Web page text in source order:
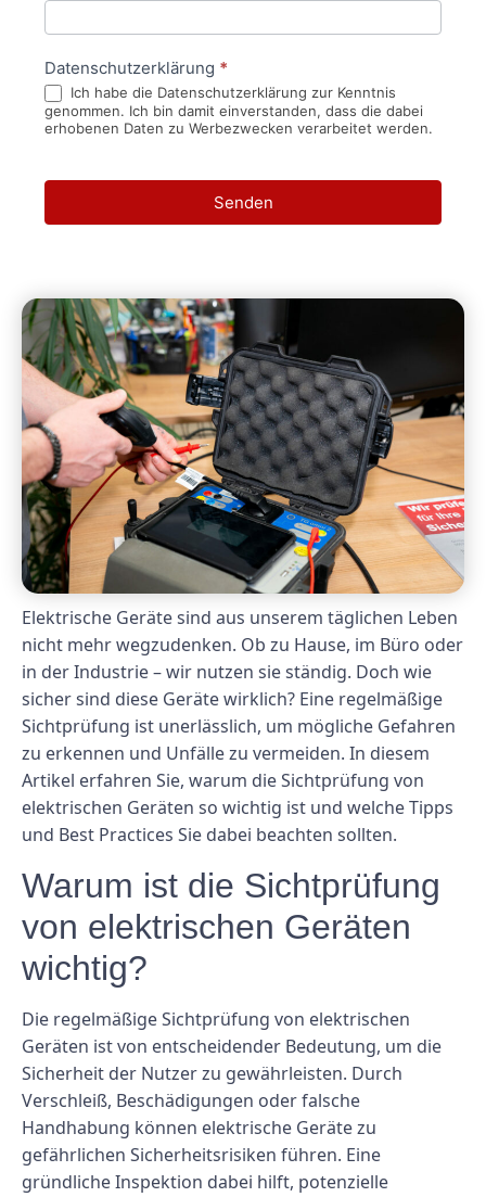
Datenschutzerklärung *
Ich habe die Datenschutzerklärung zur Kenntnis
genommen. Ich bin damit einverstanden, dass die dabei
erhobenen Daten zu Werbezwecken verarbeitet werden.
Senden
Elektrische Geräte sind aus unserem täglichen Leben
nicht mehr wegzudenken. Ob zu Hause, im Büro oder
in der Industrie – wir nutzen sie ständig. Doch wie
sicher sind diese Geräte wirklich? Eine regelmäßige
Sichtprüfung ist unerlässlich, um mögliche Gefahren
zu erkennen und Unfälle zu vermeiden. In diesem
Artikel erfahren Sie, warum die Sichtprüfung von
elektrischen Geräten so wichtig ist und welche Tipps
und Best Practices Sie dabei beachten sollten.
Warum ist die Sichtprüfung
von elektrischen Geräten
wichtig?
Die regelmäßige Sichtprüfung von elektrischen
Geräten ist von entscheidender Bedeutung, um die
Sicherheit der Nutzer zu gewährleisten. Durch
Verschleiß, Beschädigungen oder falsche
Handhabung können elektrische Geräte zu
gefährlichen Sicherheitsrisiken führen. Eine
gründliche Inspektion dabei hilft, potenzielle